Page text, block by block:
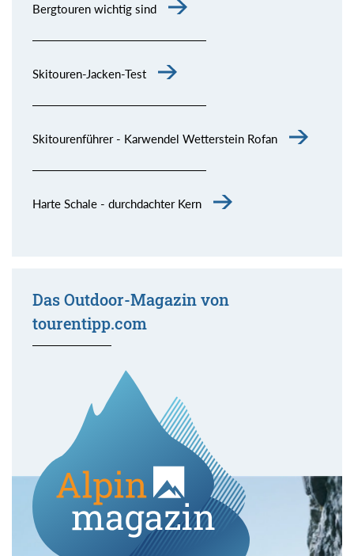
Bergtouren wichtig sind
Skitouren-Jacken-Test
Skitourenführer - Karwendel Wetterstein Rofan
Harte Schale - durchdachter Kern
Das Outdoor-Magazin von
tourentipp.com